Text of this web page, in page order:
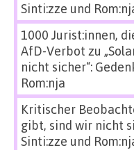
Sinti:zze und
1000 Jurist:innen,
AfD-Verbot zu
nicht sicher“:
Rom:nja
Kritischer
gibt, sind wir nicht
Sinti:zze und